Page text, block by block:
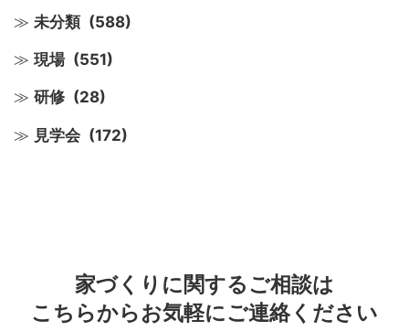
未分類 (588)
現場 (551)
研修 (28)
見学会 (172)
家づくりに関するご相談は
こちらからお気軽にご連絡ください